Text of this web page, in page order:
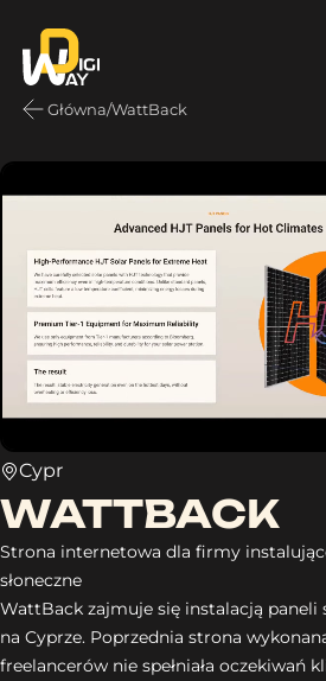
Główna/WattBack
Cypr
WATTBACK
Strona internetowa dla firmy
słoneczne
WattBack zajmuje się instalacją paneli
na Cyprze. Poprzednia strona
freelancerów nie spełniała oczekiwań